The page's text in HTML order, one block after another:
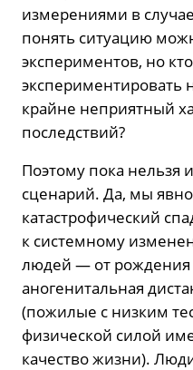
измерениями в
понять ситуацию
экспериментов, но
экспериментировать
крайне неприятный
последствий?
Поэтому пока нельзя
сценарий. Да, мы
катастрофический
к системному
людей — от
аногенитальная
(пожилые с низким
физической силой
качество жизни).